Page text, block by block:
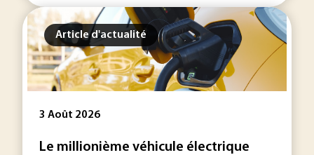
Article d'actualité
3 Août 2026
Le millionième véhicule électrique